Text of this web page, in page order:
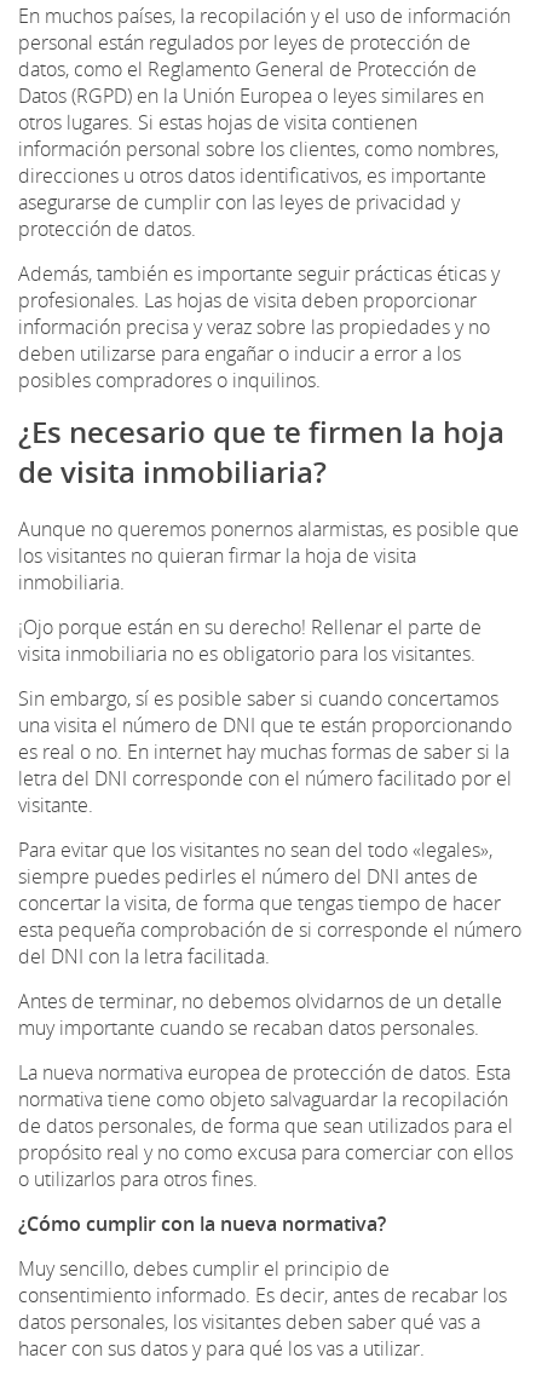
En muchos países, la recopilación y el uso de información
personal están regulados por leyes de protección de
datos, como el Reglamento General de Protección de
Datos (RGPD) en la Unión Europea o leyes similares en
otros lugares. Si estas hojas de visita contienen
información personal sobre los clientes, como nombres,
direcciones u otros datos identificativos, es importante
asegurarse de cumplir con las leyes de privacidad y
protección de datos.
Además, también es importante seguir prácticas éticas y
profesionales. Las hojas de visita deben proporcionar
información precisa y veraz sobre las propiedades y no
deben utilizarse para engañar o inducir a error a los
posibles compradores o inquilinos.
¿Es necesario que te firmen la hoja
de visita inmobiliaria?
Aunque no queremos ponernos alarmistas, es posible que
los visitantes no quieran firmar la hoja de visita
inmobiliaria.
¡Ojo porque están en su derecho! Rellenar el parte de
visita inmobiliaria no es obligatorio para los visitantes.
Sin embargo, sí es posible saber si cuando concertamos
una visita el número de DNI que te están proporcionando
es real o no. En internet hay muchas formas de saber si la
letra del DNI corresponde con el número facilitado por el
visitante.
Para evitar que los visitantes no sean del todo «legales»,
siempre puedes pedirles el número del DNI antes de
concertar la visita, de forma que tengas tiempo de hacer
esta pequeña comprobación de si corresponde el número
del DNI con la letra facilitada.
Antes de terminar, no debemos olvidarnos de un detalle
muy importante cuando se recaban datos personales.
La nueva normativa europea de protección de datos. Esta
normativa tiene como objeto salvaguardar la recopilación
de datos personales, de forma que sean utilizados para el
propósito real y no como excusa para comerciar con ellos
o utilizarlos para otros fines.
¿Cómo cumplir con la nueva normativa?
Muy sencillo, debes cumplir el principio de
consentimiento informado. Es decir, antes de recabar los
datos personales, los visitantes deben saber qué vas a
hacer con sus datos y para qué los vas a utilizar.